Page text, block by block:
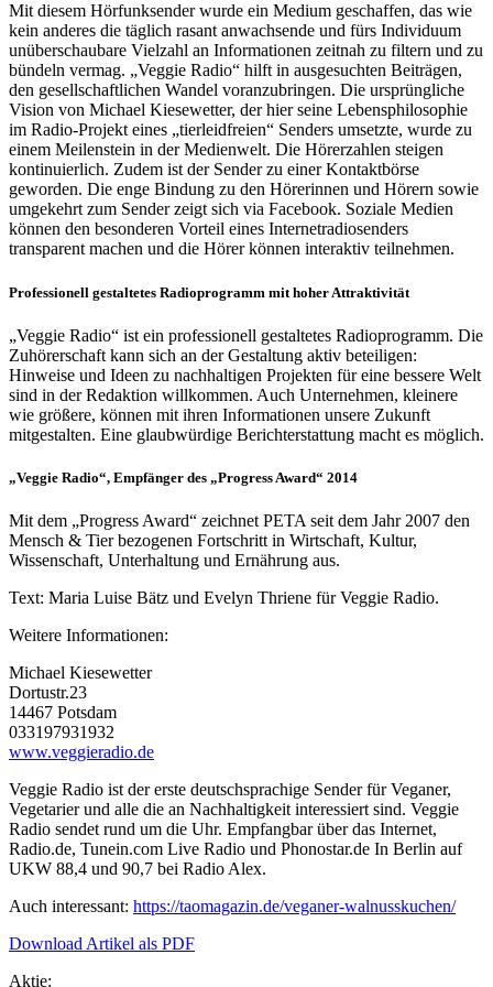
Mit diesem Hörfunksender wurde ein Medium geschaffen, das wie
kein anderes die täglich rasant anwachsende und fürs Individuum
unüberschaubare Vielzahl an Informationen zeitnah zu filtern und zu
bündeln vermag. „Veggie Radio“ hilft in ausgesuchten Beiträgen,
den gesellschaftlichen Wandel voranzubringen. Die ursprüngliche
Vision von Michael Kiesewetter, der hier seine Lebensphilosophie
im Radio-Projekt eines „tierleidfreien“ Senders umsetzte, wurde zu
einem Meilenstein in der Medienwelt. Die Hörerzahlen steigen
kontinuierlich. Zudem ist der Sender zu einer Kontaktbörse
geworden. Die enge Bindung zu den Hörerinnen und Hörern sowie
umgekehrt zum Sender zeigt sich via Facebook. Soziale Medien
können den besonderen Vorteil eines Internetradiosenders
transparent machen und die Hörer können interaktiv teilnehmen.
Professionell gestaltetes Radioprogramm mit hoher Attraktivität
„Veggie Radio“ ist ein professionell gestaltetes Radioprogramm. Die
Zuhörerschaft kann sich an der Gestaltung aktiv beteiligen:
Hinweise und Ideen zu nachhaltigen Projekten für eine bessere Welt
sind in der Redaktion willkommen. Auch Unternehmen, kleinere
wie größere, können mit ihren Informationen unsere Zukunft
mitgestalten. Eine glaubwürdige Berichterstattung macht es möglich.
„Veggie Radio“, Empfänger des „Progress Award“ 2014
Mit dem „Progress Award“ zeichnet PETA seit dem Jahr 2007 den
Mensch & Tier bezogenen Fortschritt in Wirtschaft, Kultur,
Wissenschaft, Unterhaltung und Ernährung aus.
Text: Maria Luise Bätz und Evelyn Thriene für Veggie Radio.
Weitere Informationen:
Michael Kiesewetter
Dortustr.23
14467 Potsdam
033197931932
www.veggieradio.de
Veggie Radio ist der erste deutschsprachige Sender für Veganer,
Vegetarier und alle die an Nachhaltigkeit interessiert sind. Veggie
Radio sendet rund um die Uhr. Empfangbar über das Internet,
Radio.de, Tunein.com Live Radio und Phonostar.de In Berlin auf
UKW 88,4 und 90,7 bei Radio Alex.
Auch interessant: https://taomagazin.de/veganer-walnusskuchen/
Download Artikel als PDF
Aktie: